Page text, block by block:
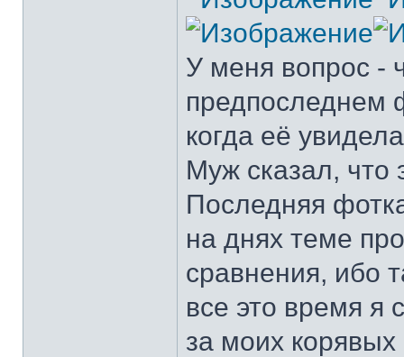
У меня вопрос -
предпоследнем
когда её
Муж сказал, что
Последняя
на днях теме
сравнения, ибо
все это время я
за моих